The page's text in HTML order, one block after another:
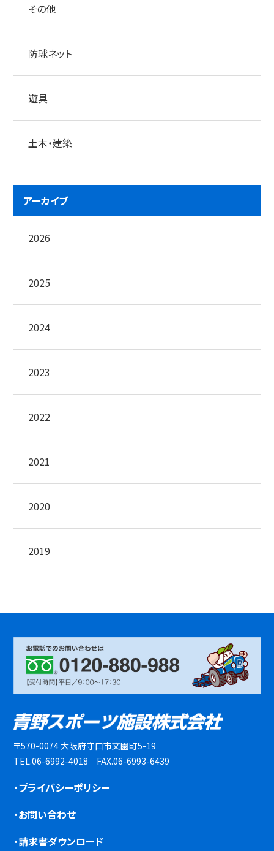
その他
防球ネット
遊具
土木・建築
アーカイブ
2026
2025
2024
2023
2022
2021
2020
2019
〒570-0074 大阪府守口市文園町5-19
TEL.06-6992-4018 FAX.06-6993-6439
・プライバシーポリシー
・お問い合わせ
・請求書ダウンロード